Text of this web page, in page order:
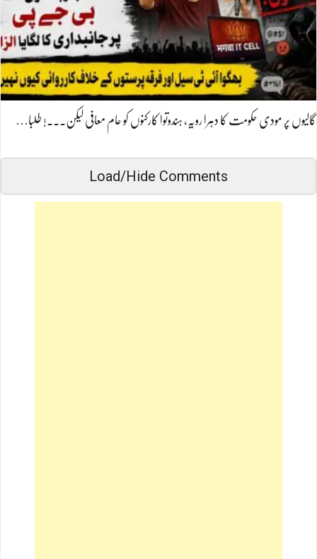
گالیوں پر مودی حکومت کا دہرا رویہ، ہندوتوا کارکنوں کو عام معافی لیکن۔۔۔! طلبا…
Load/Hide Comments